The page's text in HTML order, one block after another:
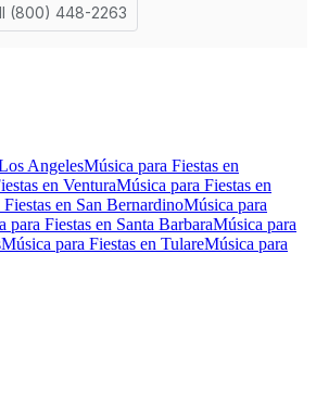
AngelesMúsica para Fiestas en
en VenturaMúsica para Fiestas en
en San BernardinoMúsica para
para Fiestas en Santa BarbaraMúsica para
Música para Fiestas en TulareMúsica para